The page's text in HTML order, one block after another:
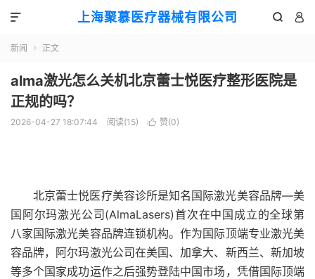
上海聚慕医疗器械有限公司  

新闻  正文
alma激光怎么关机北京蕾士悦医疗整形医院是
正规的吗？
2026-04-27 18:07:44 阅读(15)  赞(0)
北京蕾士悦医疗美容诊所是知名国际激光美容品牌—美
国阿尔玛激光公司(AlmaLasers)首次在中国成立的全球第
八家国际激光美容品牌连锁机构。作为国际顶端专业激光美
容品牌，阿尔玛激光公司在美国、加拿大、新西兰、新加坡
等多个国家成功运作之后强势登陆中国市场，凭借国际顶端